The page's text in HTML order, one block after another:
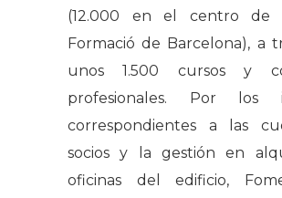
(12.000 en el centro de
Formació de Barcelona), a
unos 1.500 cursos y
profesionales. Por los
correspondientes a las
socios y la gestión en
oficinas del edificio,